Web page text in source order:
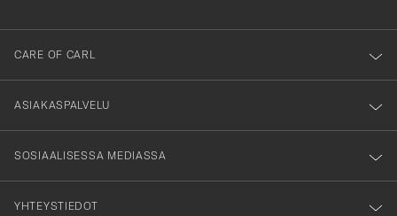
dig
till
vårt
nyhetsbrev!
CARE OF CARL
ASIAKASPALVELU
SOSIAALISESSA MEDIASSA
YHTEYSTIEDOT